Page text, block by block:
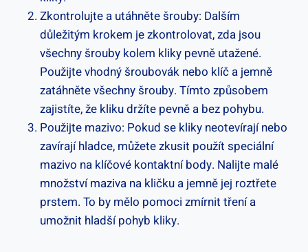
Zkontrolujte a utáhněte šrouby: Dalším
důležitým krokem je zkontrolovat, zda jsou
všechny šrouby kolem kliky pevně utažené.
Použijte vhodný‍ šroubovák nebo klíč a‍ jemně
‌zatáhněte všechny šrouby. Tímto ⁢způsobem
zajistíte, že kliku‌ držíte ​pevně a bez pohybu.
Použijte mazivo: Pokud se kliky neotevírají nebo
⁣zavírají hladce, můžete zkusit použít speciální
mazivo na⁤ klíčové ‌kontaktní body. Nalijte malé
množství maziva na kličku a jemně‌ jej roztřete
prstem. To by mělo pomoci zmírnit ‍tření a
umožnit hladší pohyb kliky.